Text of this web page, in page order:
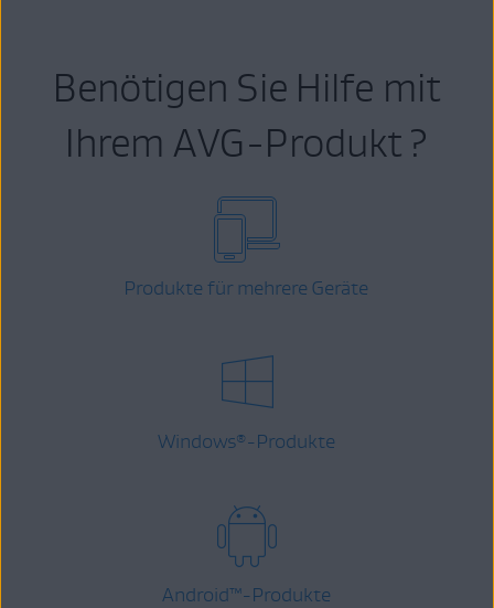
Benötigen Sie Hilfe mit
Ihrem AVG-Produkt ?
Produkte für mehrere Geräte
Windows® -Produkte
Android™-Produkte